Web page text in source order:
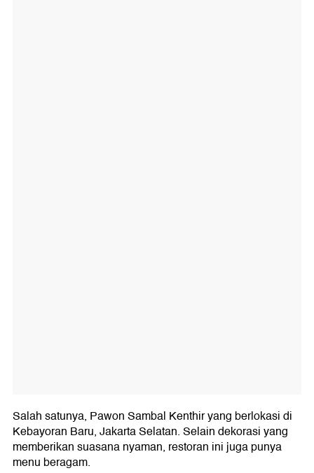
Salah satunya, Pawon Sambal Kenthir yang berlokasi di
Kebayoran Baru, Jakarta Selatan. Selain dekorasi yang
memberikan suasana nyaman, restoran ini juga punya
menu beragam.